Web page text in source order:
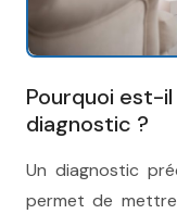
Pourquoi est-
diagnostic ?
Un diagnostic
permet de